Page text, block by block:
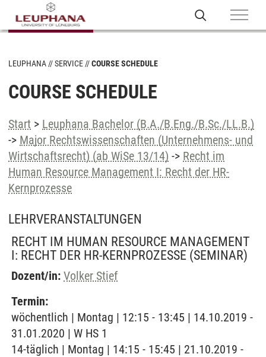
LEUPHANA SERVICE COURSE SCHEDULE
COURSE SCHEDULE
Start > Leuphana Bachelor (B.A./B.Eng./B.Sc./LL.B.)
-> Major Rechtswissenschaften (Unternehmens- und
Wirtschaftsrecht) (ab WiSe 13/14) -> Recht im
Human Resource Management I: Recht der HR-
Kernprozesse
LEHRVERANSTALTUNGEN
RECHT IM HUMAN RESOURCE MANAGEMENT
I: RECHT DER HR-KERNPROZESSE (SEMINAR)
Dozent/in: Volker Stief
Termin:
wöchentlich | Montag | 12:15 - 13:45 | 14.10.2019 -
31.01.2020 | W HS 1
14-täglich | Montag | 14:15 - 15:45 | 21.10.2019 -